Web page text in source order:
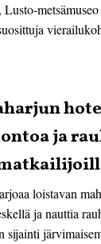
ja
loistavan
ja nauttia
sijainti